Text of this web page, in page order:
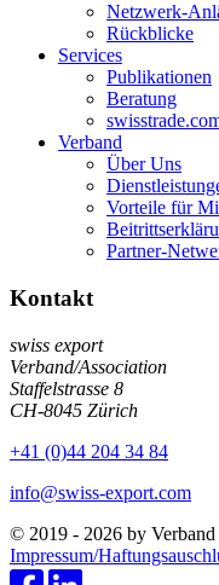
Netzwerk-
Rückblicke
Services
Publikationen
Beratung
Verband
Über Uns
Vorteile für
Partner-
Kontakt
swiss export
Verband/Association
Staffelstrasse 8
CH-8045 Zürich
+41 (0)44 204 34 84
info@swiss-export.com
© 2019 - 2026 by
Impressum/